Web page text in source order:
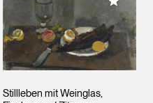
Stillleben mit Weinglas,